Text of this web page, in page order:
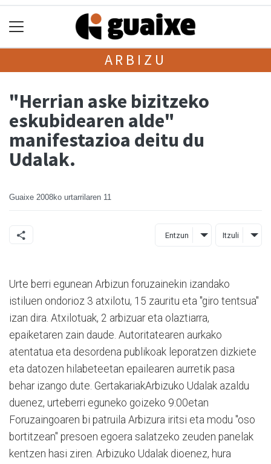
ARBIZU
"Herrian aske bizitzeko
eskubidearen alde"
manifestazioa deitu du
Udalak.
Guaixe 2008ko urtarrilaren 11
Entzun Itzuli
Urte berri egunean Arbizun foruzainekin izandako
istiluen ondorioz 3 atxilotu, 15 zauritu eta "giro tentsua"
izan dira. Atxilotuak, 2 arbizuar eta olaztiarra,
epaiketaren zain daude. Autoritatearen aurkako
atentatua eta desordena publikoak leporatzen dizkiete
eta datozen hilabeteetan epailearen aurretik pasa
behar izango dute. GertakariakArbizuko Udalak azaldu
duenez, urteberri eguneko goizeko 9:00etan
Foruzaingoaren bi patruila Arbizura iritsi eta modu "oso
bortitzean" presoen egoera salatzeko zeuden panelak
kentzen hasi ziren. Arbizuko Udalak dioenez, hura